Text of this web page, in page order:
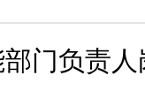
门负责